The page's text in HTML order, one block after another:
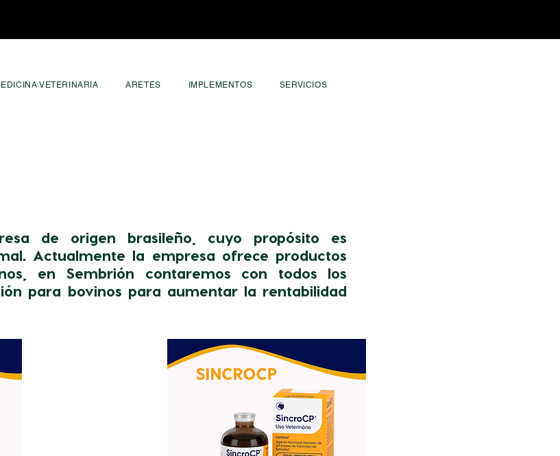
VETERINARIA ARETES IMPLEMENTOS SERVICIOS
de origen brasileño, cuyo propósito es
Actualmente la empresa ofrece productos
en Sembrión contaremos con todos los
para bovinos para aumentar la rentabilidad